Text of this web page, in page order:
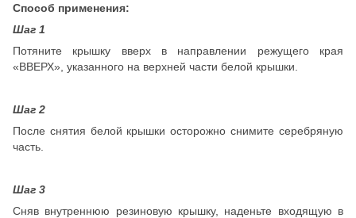
Способ применения:
Шаг 1
Потяните крышку вверх в направлении режущего края
«ВВЕРХ», указанного на верхней части белой крышки.
Шаг 2
После снятия белой крышки осторожно снимите серебряную
часть.
Шаг 3
Сняв внутреннюю резиновую крышку, наденьте входящую в